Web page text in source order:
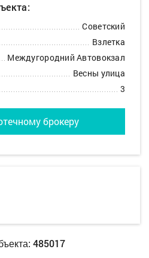
Советский
Взлетка
Междугородний Автовокзал
Весны улица
3
брокеру
485017